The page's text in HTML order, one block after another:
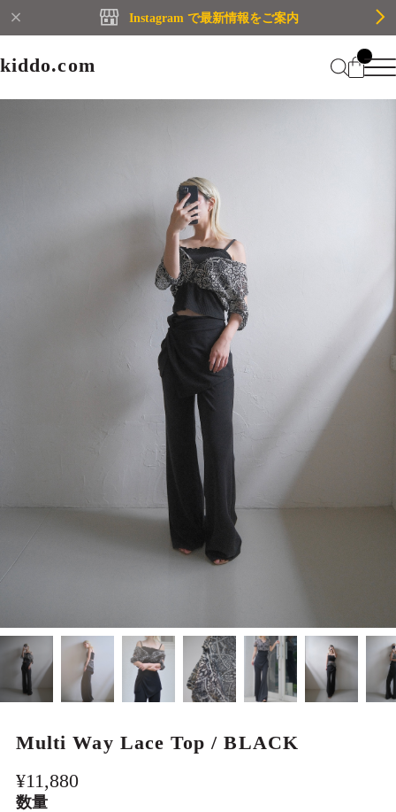
Instagram で最新情報をご案内
kiddo.com
kiddo.com
Membership
プライバシーポリシー
特定商取引法に基づく表記
会員規約
Multi Way Lace Top / BLACK
¥11,880
数量